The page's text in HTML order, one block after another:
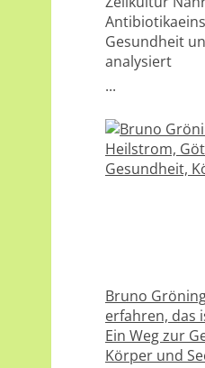
Gesundheit
analysiert
...
Bruno
erfahren, das
Ein Weg zur
Körper und